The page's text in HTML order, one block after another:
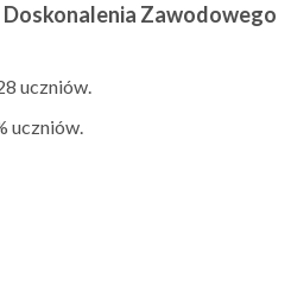
Zawodowego
uczniów.
uczniów.